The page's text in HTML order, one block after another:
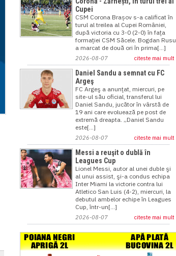
Cupei
CSM Corona Brașov s-a calificat în
turul al treilea al Cupei României,
după victoria cu 3-0 (2-0) în fața
formației CSM Săcele. Bogdan Rusu
a marcat de două ori în prima[...]
2026-08-07 citeste mai mult
Daniel Sandu a semnat cu FC
Argeş
FC Argeş a anunţat, miercuri, pe
site-ul său oficial, transferul lui
Daniel Sandu, jucător în vârstă de
19 ani care evoluează pe post de
extremă dreapta. „Daniel Sandu
este[...]
2026-08-07 citeste mai mult
Messi a reuşit o dublă în
Leagues Cup
Lionel Messi, autor al unei duble şi
al unui assist, şi-a condus echipa
Inter Miami la victorie contra lui
Atletico San Luis (4-2), miercuri, la
debutul ambelor echipe în Leagues
Cup, într-un[...]
2026-08-07 citeste mai mult